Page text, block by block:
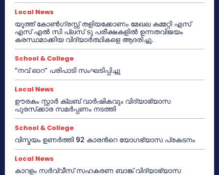
Local News
യൂത്ത് കോൺഗ്രസ്സ് തളിയക്കോണം മേഖല കമ്മറ്റി എസ്
എസ് എൽ സി പ്ലസ് ടു പരീക്ഷകളിൽ ഉന്നതവിജയം
കരസ്ഥമാക്കിയ വിദ്യാർത്ഥികളെ ആദരിച്ചു.
School & College
“നവ് ഓറ” പരിപാടി സംഘടിപ്പിച്ചു
Local News
ഊരകം സ്റ്റാർ ക്ലബ് വാർഷികവും വിദ്യാഭ്യാസ
പുരസ്‌ക്കാര സമർപ്പണം നടത്തി
School & College
വിസ്മയം ഉണർത്തി 92 കാരൻറെ യോഗഭ്യാസ പ്രകടനം
Local News
കാറളം സർവ്വീസ് സഹകരണ ബാങ്ക് വിദ്യാഭ്യാസ